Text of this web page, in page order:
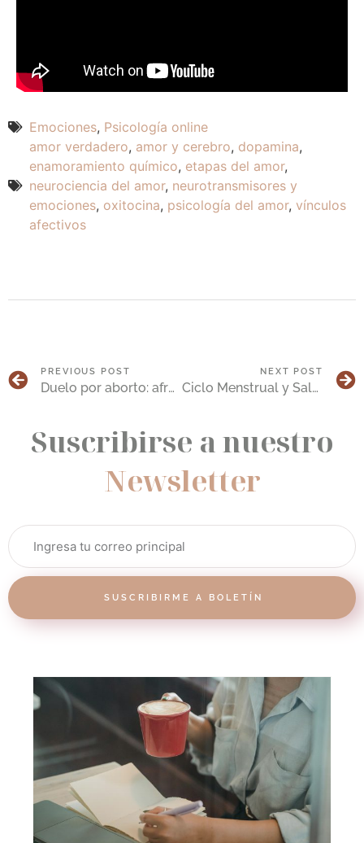
Emociones, Psicología online
amor verdadero, amor y cerebro, dopamina,
enamoramiento químico, etapas del amor,
neurociencia del amor, neurotransmisores y
emociones, oxitocina, psicología del amor, vínculos
afectivos
PREVIOUS POST
Duelo por aborto: afrontar la pérdida emocional
NEXT POST
Ciclo Menstrual y Salud Emocional: Estrategias para Mitigar el Impacto – Copy
Suscribirse a nuestro
Newsletter
SUSCRIBIRME A BOLETÍN